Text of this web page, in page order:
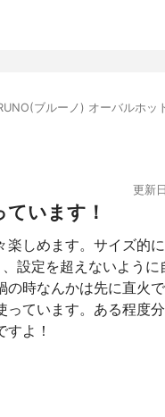
ブルーノ) オーバルホ
更新
います！
しめます。サイズ的
設定を超えないように
時なんかは先に直火
っています。ある程度
よ！